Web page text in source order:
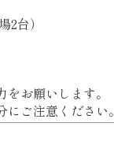
台）
お願いします。
ご注意ください。